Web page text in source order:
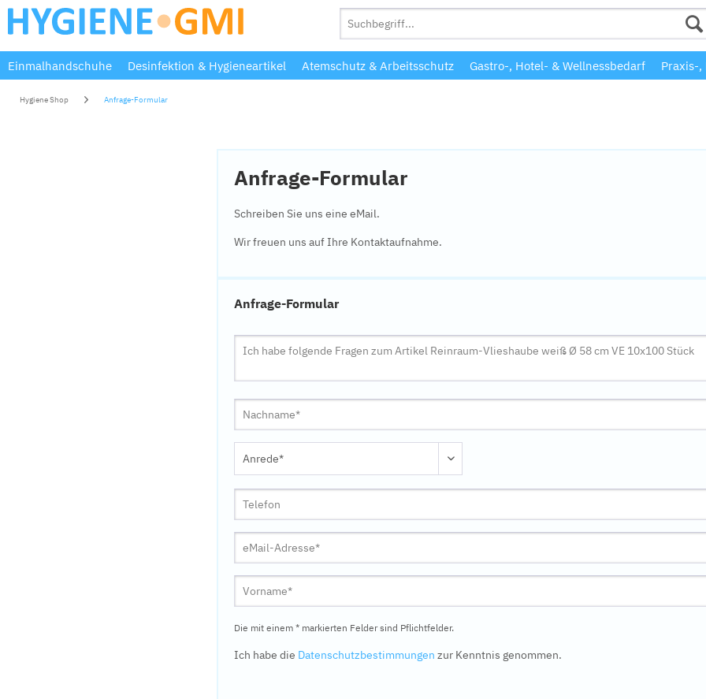
Einmalhandschuhe Desinfektion & Hygieneartikel Atemschutz & Arbeitsschutz Gastro-, Hotel- & Wellnessbedarf Praxis-,
Hygiene Shop Anfrage-Formular
Anfrage-Formular
Schreiben Sie uns eine eMail.
Wir freuen uns auf Ihre Kontaktaufnahme.
Anfrage-Formular
Die mit einem * markierten Felder sind Pflichtfelder.
Ich habe die Datenschutzbestimmungen zur Kenntnis genommen.